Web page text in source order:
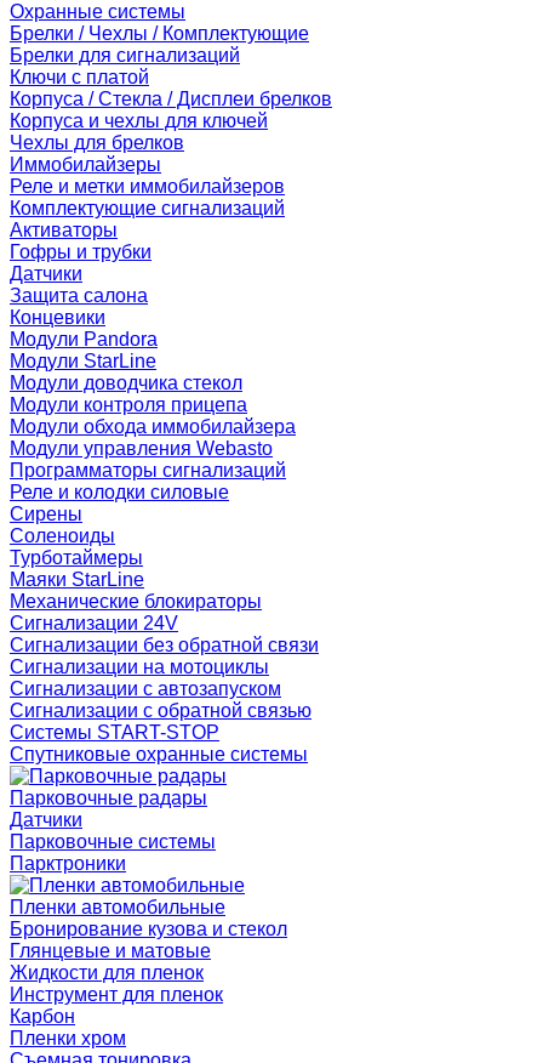
Охранные системы
Брелки / Чехлы / Комплектующие
Брелки для сигнализаций
Ключи с платой
Корпуса / Стекла / Дисплеи брелков
Корпуса и чехлы для ключей
Чехлы для брелков
Иммобилайзеры
Реле и метки иммобилайзеров
Комплектующие сигнализаций
Активаторы
Гофры и трубки
Датчики
Защита салона
Концевики
Модули Pandora
Модули StarLine
Модули доводчика стекол
Модули контроля прицепа
Модули обхода иммобилайзера
Модули управления Webasto
Программаторы сигнализаций
Реле и колодки силовые
Сирены
Соленоиды
Турботаймеры
Маяки StarLine
Механические блокираторы
Сигнализации 24V
Сигнализации без обратной связи
Сигнализации на мотоциклы
Сигнализации с автозапуском
Сигнализации с обратной связью
Системы START-STOP
Спутниковые охранные системы
Парковочные радары
Датчики
Парковочные системы
Парктроники
Пленки автомобильные
Бронирование кузова и стекол
Глянцевые и матовые
Жидкости для пленок
Инструмент для пленок
Карбон
Пленки хром